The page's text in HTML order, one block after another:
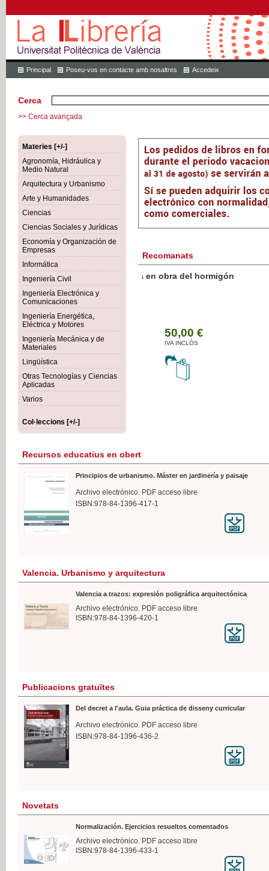
Principal Poseu-vos en contacte amb nosaltres Accedeix
Cerca
>> Cerca avançada
Materies [+/-]
Agronomía, Hidráulica y
Medio Natural
Arquitectura y Urbanismo
Arte y Humanidades
Ciencias
Ciencias Sociales y Jurídicas
Economía y Organización de
Empresas
Informática
Ingeniería Civil
Ingeniería Electrónica y
Comunicaciones
Ingeniería Energética,
Eléctrica y Motores
Ingeniería Mecánica y de
Materiales
Lingüística
Otras Tecnologías y Ciencias
Aplicadas
Varios
Col·leccions [+/-]
Recomanats
Botánica Agroalimentaria
Recursos educatius en obert
Principios de urbanismo. Máster en jardinería y paisaje
Archivo electrónico. PDF acceso libre
ISBN:978-84-1396-417-1
Valencia. Urbanismo y arquitectura
Valencia a trazos: expresión poligráfica arquitectónica
Archivo electrónico. PDF acceso libre
ISBN:978-84-1396-420-1
Publicacions gratuïtes
Del decret a l'aula. Guia práctica de disseny curricular
Archivo electrónico. PDF acceso libre
ISBN:978-84-1396-436-2
Novetats
Normalización. Ejercicios resueltos comentados
Archivo electrónico. PDF acceso libre
ISBN:978-84-1396-433-1